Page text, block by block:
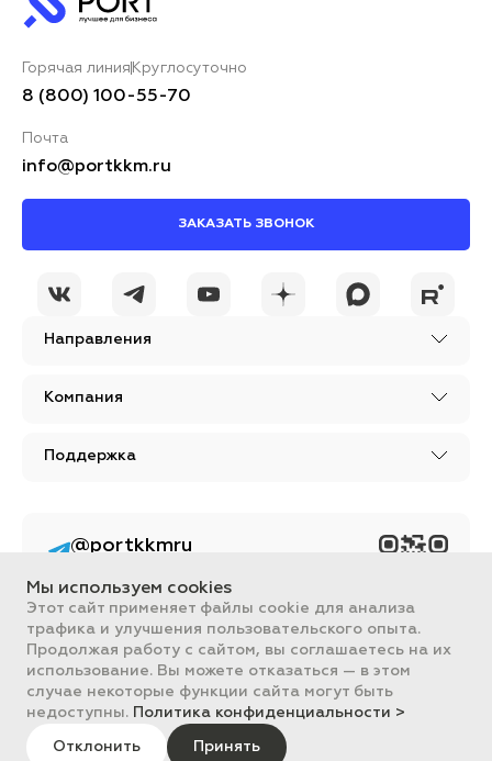
Направления
Компания
Поддержка
Горячая линия Круглосуточно
8 (800) 100-55-70
Почта
info@portkkm.ru
ЗАКАЗАТЬ ЗВОНОК
Вся информация, размещенная на сайте, носит ознакомительный
характер и не является публичной офертой, определяемой
положениями Статьи 437 ГК РФ.
Все цены на сайте указаны с НДС. ООО "ПОРТ" ИНН 2461018892,
ОГРН 1022401953496
ПОРТ 2011-2026
Политика обработки данных
@portkkmru
контент PORT - бизнес
портал
Мы используем cookies
Этот сайт применяет файлы cookie для анализа
трафика и улучшения пользовательского опыта.
Продолжая работу с сайтом, вы соглашаетесь на их
использование. Вы можете отказаться — в этом
случае некоторые функции сайта могут быть
недоступны. Политика конфиденциальности >
Отклонить Принять